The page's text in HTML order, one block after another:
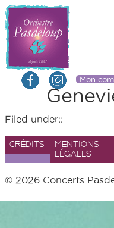
Mon
Filed under::
CRÉDITS
MENTIONS
LÉGALES
© 2026 Concerts